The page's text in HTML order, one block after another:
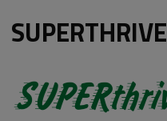
SUPERTHRIVE